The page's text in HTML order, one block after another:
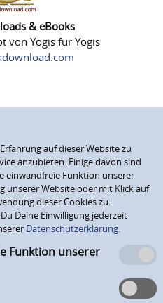
& eBooks
von Yogis für Yogis
auf dieser Website zu
anzubieten. Einige davon sind
einwandfreie Funktion unserer
unserer Website oder mit Klick auf
dieser Cookies zu.
Deine Einwilligung jederzeit
Datenschutzerklärung.
Funktion unserer